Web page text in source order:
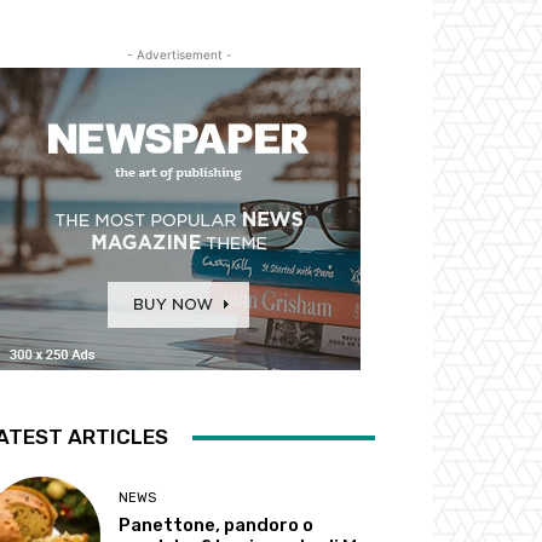
- Advertisement -
ARTICLES
NEWS
Panettone, pandoro o